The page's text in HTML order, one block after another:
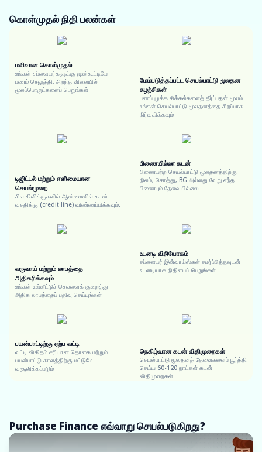
கொள்முதல் நிதிபலன்கள்
மலிவான கொள்முதல்
உங்கள் சப்ளையர்களுக்கு முன்கூட்டியே
பணம் செலுத்தி, சிறந்த விலையில்
மூலப்பொருட்களைப் பெறுங்கள்
மேம்படுத்தப்பட்ட செயல்பாட்டு மூலதன
சுழற்சிகள்
பணப்புழக்க சிக்கல்களைத் தீர்ப்பதன் மூலம்
உங்கள் செயல்பாட்டு மூலதனத்தை சிறப்பாக
நிர்வகிக்கவும்
டிஜிட்டல் மற்றும் எளிமையான
செயல்முறை
சில கிளிக்குகளில் ஆன்லைனில் கடன்
வசதிக்கு (credit line) விண்ணப்பிக்கவும்.
பிணையில்லா கடன்
பிணையற்ற செயல்பாட்டு மூலதனத்திற்கு
நிலம், சொத்து, BG அல்லது வேறு எந்த
பிணையும் தேவையில்லை
வருவாய் மற்றும் லாபத்தை
அதிகரிக்கவும்
உங்கள் உள்ளீட்டுச் செலவைக் குறைத்து
அதிக லாபத்தைப் பதிவு செய்யுங்கள்
உடனடி விநியோகம்
சப்ளையர் இன்வாய்ஸ்கள் சமர்ப்பித்தவுடன்
உடனடியாக நிதியைப் பெறுங்கள்
பயன்பாட்டிற்கு ஏற்ப வட்டி
வட்டி விகிதம் சரியான தொகை மற்றும்
பயன்பாட்டு காலத்திற்கு மட்டுமே
வசூலிக்கப்படும்
நெகிழ்வான கடன் விதிமுறைகள்
செயல்பாட்டு மூலதனத் தேவைகளைப் பூர்த்தி
செய்ய 60-120 நாட்கள் கடன்
விதிமுறைகள்
Purchase Finance எவ்வாறு செயல்படுகிறது?